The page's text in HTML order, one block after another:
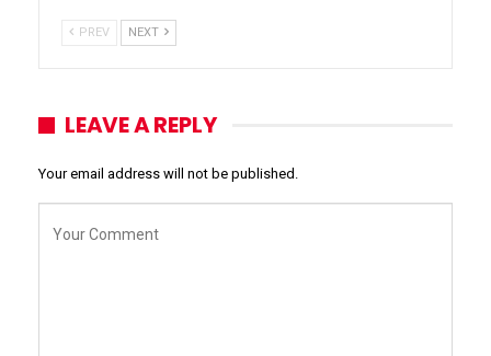
PREV NEXT
LEAVE A REPLY
Your email address will not be published.